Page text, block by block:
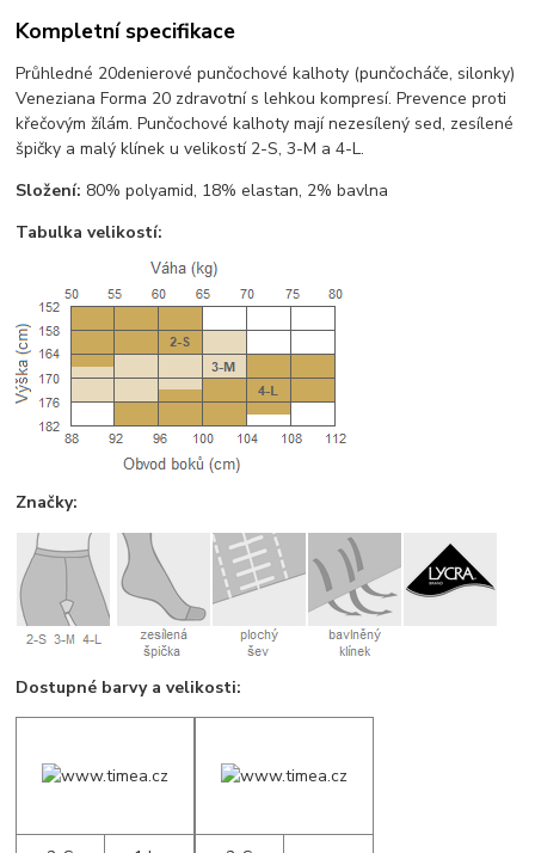
Kompletní specifikace
Průhledné 20denierové punčochové kalhoty (punčocháče, silonky)
Veneziana Forma 20 zdravotní s lehkou kompresí. Prevence proti
křečovým žílám. Punčochové kalhoty mají nezesílený sed, zesílené
špičky a malý klínek u velikostí 2-S, 3-M a 4-L.
Složení: 80% polyamid, 18% elastan, 2% bavlna
Tabulka velikostí:
Značky:
Dostupné barvy a velikosti: